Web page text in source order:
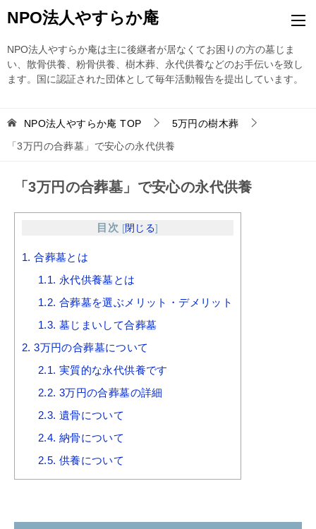
NPO法人やすらか庵
NPO法人やすらか庵は主に後継者が居なくてお困りの方の墓じま
い、散骨供養、粉骨供養、樹木葬、永代供養などのお手伝いを致し
ます。国に認証された団体として毎年活動報告を提出しています。
NPO法人やすらか庵 TOP
5万円の樹木葬
「3万円の合葬墓」で安心の永代供養
「3万円の合葬墓」で安心の永代供養
目次 [閉じる]
1. 合葬墓とは
1.1. 永代供養墓とは
1.2. 合葬墓を選ぶメリット・デメリット
1.3. 墓じまいして合葬墓
2. 3万円の合葬墓について
2.1. 実質的な永代供養です
2.2. 3万円の合葬墓の詳細
2.3. 遺骨について
2.4. 納骨について
2.5. 供養について